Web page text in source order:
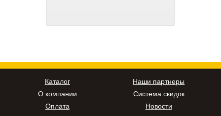
Каталог
О компании
Оплата
Наши партнеры
Система скидок
Новости